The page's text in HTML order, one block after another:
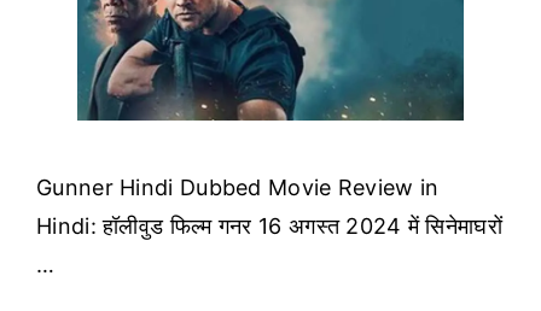
Gunner Hindi Dubbed Movie Review in
Hindi: हॉलीवुड फिल्म गनर 16 अगस्त 2024 में सिनेमाघरों
…